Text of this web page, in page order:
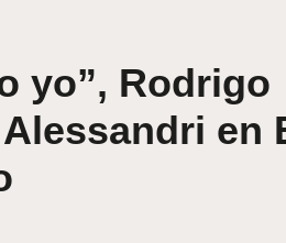
yo”, Rodrigo
en